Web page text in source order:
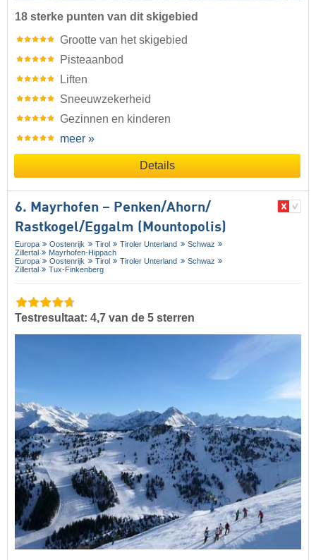
18 sterke punten van dit skigebied
Grootte van het skigebied
Pisteaanbod
Liften
Sneeuwzekerheid
Gezinnen en kinderen
meer »
Details
6. Mayrhofen – Penken/​Ahorn/​
Rastkogel/​Eggalm (Mountopolis)
Europa Oostenrijk Tirol Tiroler Unterland
Schwaz
Zillertal
Mayrhofen-Hippach
Europa
Oostenrijk Tirol Tiroler Unterland
Schwaz
Zillertal
Tux-Finkenberg
Testresultaat: 4,7 van de 5 sterren